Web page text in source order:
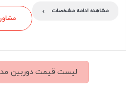
مشاهده ادامه مشخصات ›
مشاوره
لیست قیمت دوربین